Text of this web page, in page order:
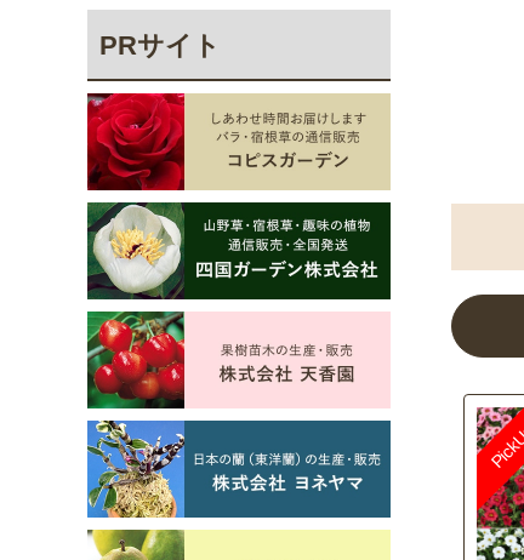
PRサイト
パ
ミ
ス
A（
タ
も
寒
ー
まと
連
オ
チ
ャ